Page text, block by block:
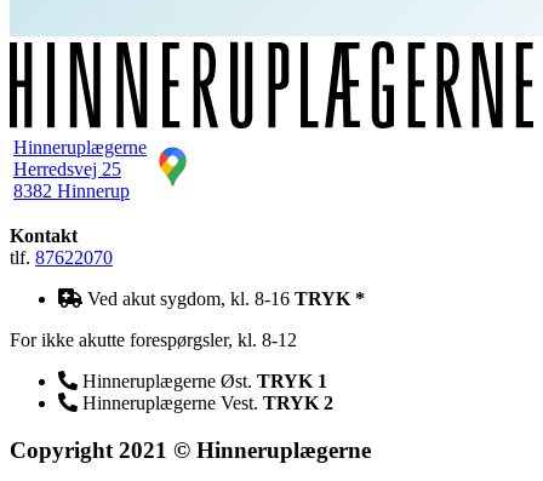
Hinneruplægerne
Herredsvej 25
8382 Hinnerup
Kontakt
tlf. 87622070
Ved akut sygdom, kl. 8-16 TRYK *
For ikke akutte forespørgsler, kl. 8-12
Hinneruplægerne Øst. TRYK 1
Hinneruplægerne Vest. TRYK 2
Copyright 2021 © Hinneruplægerne